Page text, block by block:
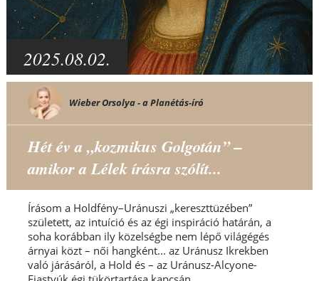
2025.08.02.
Wieber Orsolya - a Planétás-író
Hét év a „kozmikus Golgotán” –
amikor a Lélek írásra szólít...
Írásom a Holdfény–Uránuszi „kereszttüzében”
született, az intuíció és az égi inspiráció határán, a
soha korábban ily közelségbe nem lépő világégés
árnyai közt – női hangként... az Uránusz Ikrekben
való járásáról, a Hold és – az Uránusz-Alcyone-